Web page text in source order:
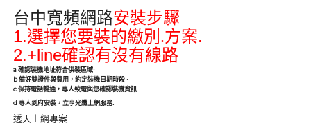
台中寬頻網路安裝步驟
1.選擇您要裝的繳別.方案.
2.+line確認有沒有線路
a 確認裝機地址符合供裝區域·
b備好雙證件與費用，約定裝機日期時段 ·
c 保持電話暢通，專人致電與您確認裝機資訊 ·
d 專人到府安裝，立享光纖上網服務.
透天上網專案